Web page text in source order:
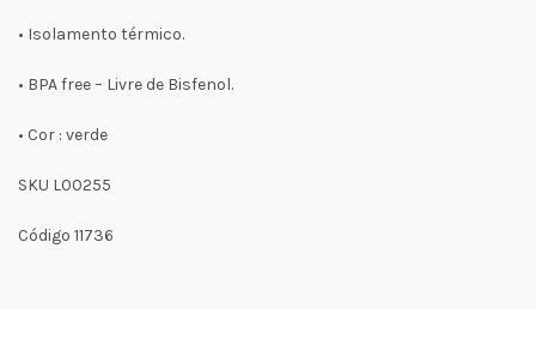
• Isolamento térmico.
• BPA free – Livre de Bisfenol.
• Cor : verde
SKU L00255
Código 11736